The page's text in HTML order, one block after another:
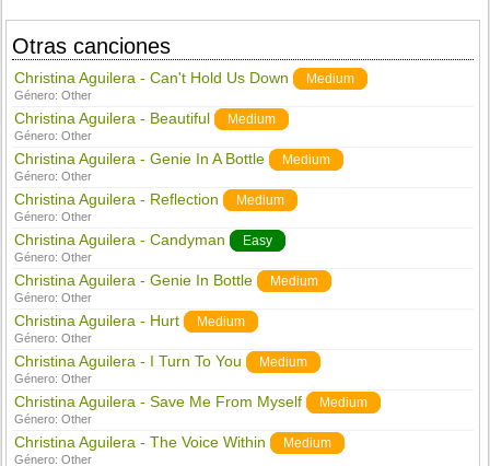
Otras canciones
Christina Aguilera - Can't Hold Us Down Medium
Género:Other
Christina Aguilera - Beautiful Medium
Género:Other
Christina Aguilera - Genie In A Bottle Medium
Género:Other
Christina Aguilera - Reflection Medium
Género:Other
Christina Aguilera - Candyman Easy
Género:Other
Christina Aguilera - Genie In Bottle Medium
Género:Other
Christina Aguilera - Hurt Medium
Género:Other
Christina Aguilera - I Turn To You Medium
Género:Other
Christina Aguilera - Save Me From Myself Medium
Género:Other
Christina Aguilera - The Voice Within Medium
Género:Other